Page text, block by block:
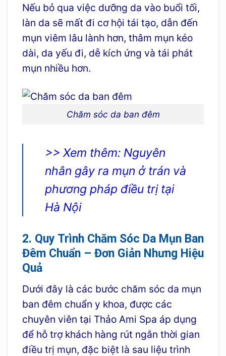
Nếu bỏ qua việc dưỡng da vào buổi tối,
làn da sẽ mất đi cơ hội tái tạo, dẫn đến
mụn viêm lâu lành hơn, thâm mụn kéo
dài, da yếu đi, dễ kích ứng và tái phát
mụn nhiều hơn.
Chăm sóc da ban đêm
>> Xem thêm: Nguyên
nhân gây ra mụn ở trán và
phương pháp điều trị tại
Hà Nội
2. Quy Trình Chăm Sóc Da Mụn Ban
Đêm Chuẩn – Đơn Giản Nhưng Hiệu
Quả
Dưới đây là các bước chăm sóc da mụn
ban đêm chuẩn y khoa, được các
chuyên viên tại Thảo Ami Spa áp dụng
để hỗ trợ khách hàng rút ngắn thời gian
điều trị mụn, đặc biệt là sau liệu trình